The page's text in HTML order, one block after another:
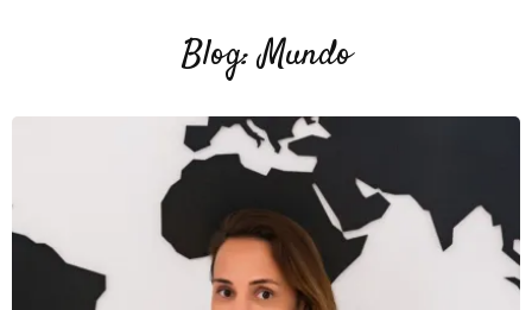
Blog: Mundo